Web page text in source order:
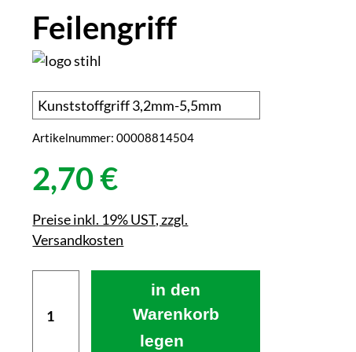
Feilengriff
Artikelnummer:00008814504
2,70 €
Preise inkl. 19% UST, zzgl.
Versandkosten
in den
Warenkorb
legen